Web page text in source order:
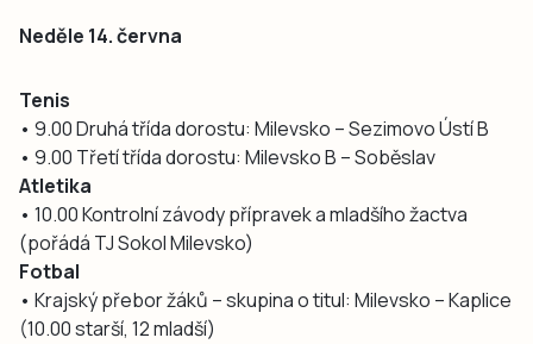
Neděle 14. června
Tenis
• 9.00 Druhá třída dorostu: Milevsko – Sezimovo Ústí B
• 9.00 Třetí třída dorostu: Milevsko B – Soběslav
Atletika
• 10.00 Kontrolní závody přípravek a mladšího žactva
(pořádá TJ Sokol Milevsko)
Fotbal
• Krajský přebor žáků – skupina o titul: Milevsko – Kaplice
(10.00 starší, 12 mladší)